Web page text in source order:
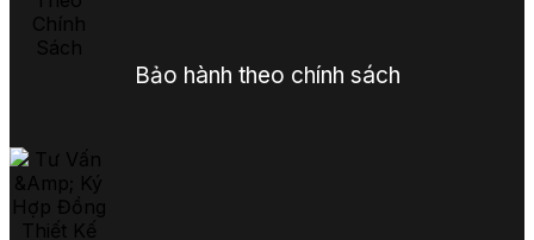
Bảo hành theo chính sách